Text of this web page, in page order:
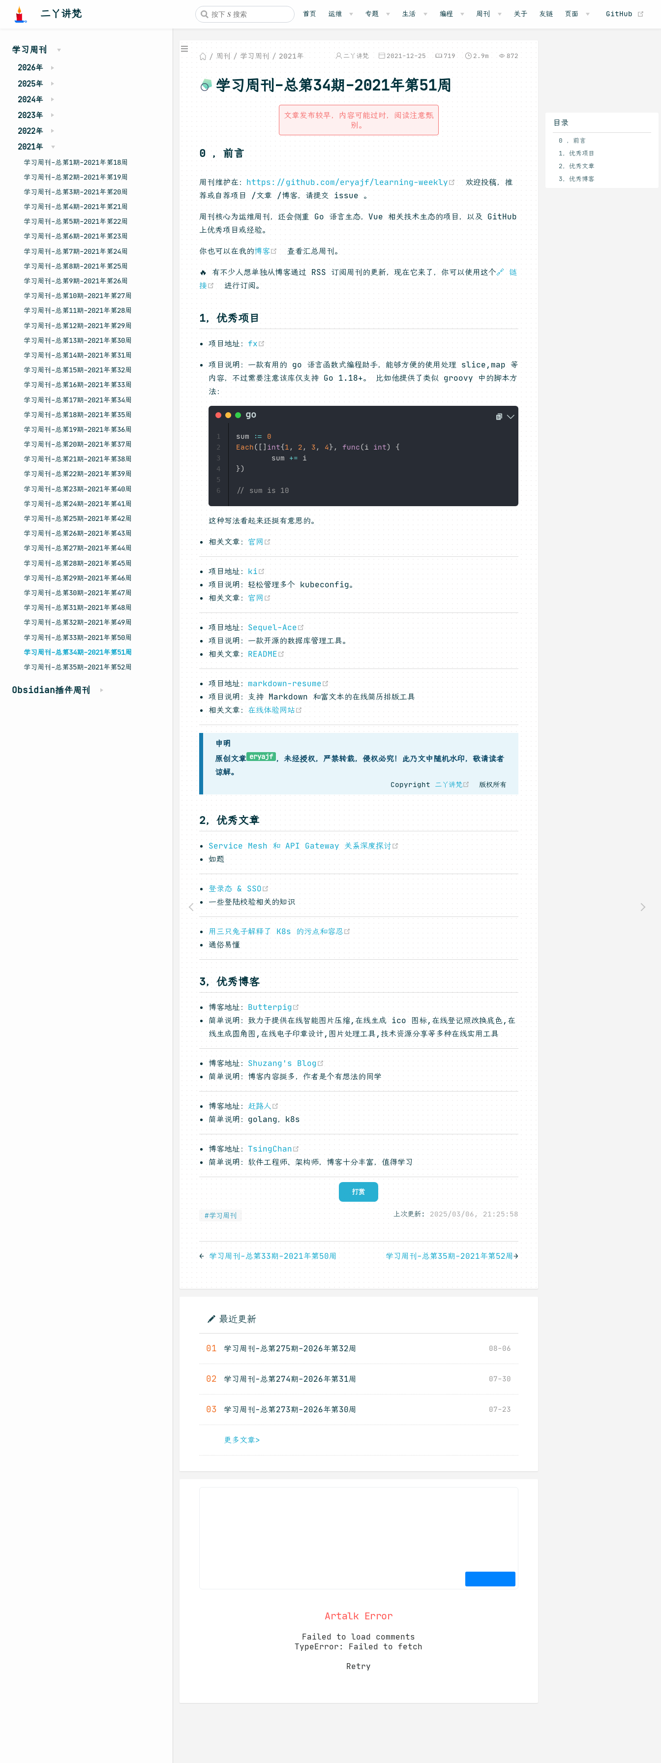
二丫讲梵 首页 运维 专题 生活 编程 周刊 关于 友链 页面 GitHub
学习周刊
2026年
2025年
2024年
2023年
2022年
2021年
学习周刊-总第1期-2021年第18周
学习周刊-总第2期-2021年第19周
学习周刊-总第3期-2021年第20周
学习周刊-总第4期-2021年第21周
学习周刊-总第5期-2021年第22周
学习周刊-总第6期-2021年第23周
学习周刊-总第7期-2021年第24周
学习周刊-总第8期-2021年第25周
学习周刊-总第9期-2021年第26周
学习周刊-总第10期-2021年第27周
学习周刊-总第11期-2021年第28周
学习周刊-总第12期-2021年第29周
学习周刊-总第13期-2021年第30周
学习周刊-总第14期-2021年第31周
学习周刊-总第15期-2021年第32周
学习周刊-总第16期-2021年第33周
学习周刊-总第17期-2021年第34周
学习周刊-总第18期-2021年第35周
学习周刊-总第19期-2021年第36周
学习周刊-总第20期-2021年第37周
学习周刊-总第21期-2021年第38周
学习周刊-总第22期-2021年第39周
学习周刊-总第23期-2021年第40周
学习周刊-总第24期-2021年第41周
学习周刊-总第25期-2021年第42周
学习周刊-总第26期-2021年第43周
学习周刊-总第27期-2021年第44周
学习周刊-总第28期-2021年第45周
学习周刊-总第29期-2021年第46周
学习周刊-总第30期-2021年第47周
学习周刊-总第31期-2021年第48周
学习周刊-总第32期-2021年第49周
学习周刊-总第33期-2021年第50周
学习周刊-总第34期-2021年第51周
学习周刊-总第35期-2021年第52周
Obsidian插件周刊
周刊 学习周刊 2021年 二丫讲梵 2021-12-25 719 2.9m 872
目录
0 ，前言
1，优秀项目
2，优秀文章
3，优秀博客
学习周刊-总第34期-2021年第51周
文章发布较早，内容可能过时，阅读注意甄
别。
0 ，前言
周刊维护在： https://github.com/eryajf/learning-weekly (opens new window)
欢迎投稿，推
荐或自荐项目 /文章 /博客，请提交 issue 。
周刊核心为运维周刊，还会侧重 Go 语言生态，Vue 相关技术生态的项目，以及 GitHub
上优秀项目或经验。
你也可以在我的博客 (opens new window)
查看汇总周刊。
🔥 有不少人想单独从博客通过 RSS 订阅周刊的更新，现在它来了，你可以使用这个🔗 链
接
(opens new window)
进行订阅。
1，优秀项目
项目地址： fx
项目说明：一款有用的 go 语言函数式编程助手，能够方便的使用处理 slice,map 等
内容，不过需要注意该库仅支持 Go 1.18+。 比如他提供了类似 groovy 中的脚本方
法：
sum :=
0
Each( [ ] int{1 , 2 , 3 , 4} , func(i int)
{
		sum
+=
})
// sum is 10
1
2
3
4
5
6
这种写法看起来还挺有意思的。
相关文章： 官网
项目地址： ki
项目说明：轻松管理多个 kubeconfig。
相关文章： 官网
项目地址： Sequel-Ace
项目说明：一款开源的数据库管理工具。
相关文章： README
项目地址： markdown-resume
项目说明：支持 Markdown 和富文本的在线简历排版工具
相关文章： 在线体验网站
申明
原创文章 eryajf ，未经授权，严禁转载，侵权必究！此乃文中随机水印，敬请读者
谅解。
Copyright 二丫讲梵 (opens new window)
版权所有
2，优秀文章
Service Mesh 和 API Gateway 关系深度探讨
如题
登录态 & SSO
一些登陆校验相关的知识
用三只兔子解释了 K8s 的污点和容忍
通俗易懂
3，优秀博客
博客地址： Butterpig
简单说明：致力于提供在线智能图片压缩,在线生成 ico 图标,在线登记照改换底色,在
线生成圆角图,在线电子印章设计,图片处理工具,技术资源分享等多种在线实用工具
博客地址： Shuzang's Blog
简单说明：博客内容挺多，作者是个有想法的同学
博客地址： 赶路人
简单说明：golang，k8s
博客地址： TsingChan
简单说明：软件工程师、架构师，博客十分丰富，值得学习
打赏
#学习周刊 上次更新: 2025/03/06, 21:25:58
← 学习周刊-总第33期-2021年第50周 学习周刊-总第35期-2021年第52周→
最近更新
01 学习周刊-总第275期-2026年第32周 08-06
02 学习周刊-总第274期-2026年第31周 07-30
03 学习周刊-总第273期-2026年第30周 07-23
更多文章>
Artalk Error
Failed to load comments
TypeError: Failed to fetch
Retry